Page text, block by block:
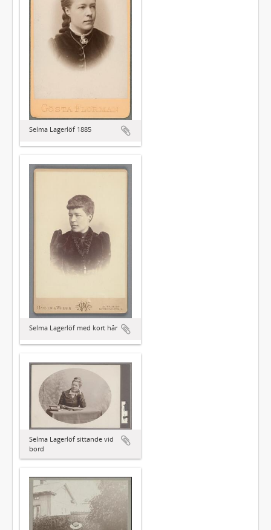
Selma Lagerlöf 1885
Selma Lagerlöf med kort hår
Selma Lagerlöf sittande vid
bord